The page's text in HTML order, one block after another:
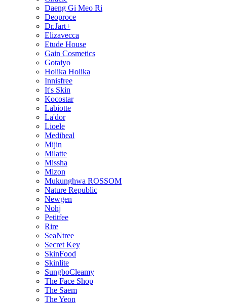
Daeng Gi Meo Ri
Deoproce
Dr.Jart+
Elizavecca
Etude House
Gain Cosmetics
Gotaiyo
Holika Holika
Innisfree
It's Skin
Kocostar
Labiotte
La'dor
Lioele
Mediheal
Mijin
Milatte
Missha
Mizon
Mukunghwa ROSSOM
Nature Republic
Newgen
Nohj
Petitfee
Rire
SeaNtree
Secret Key
SkinFood
Skinlite
SungboCleamy
The Face Shop
The Saem
The Yeon